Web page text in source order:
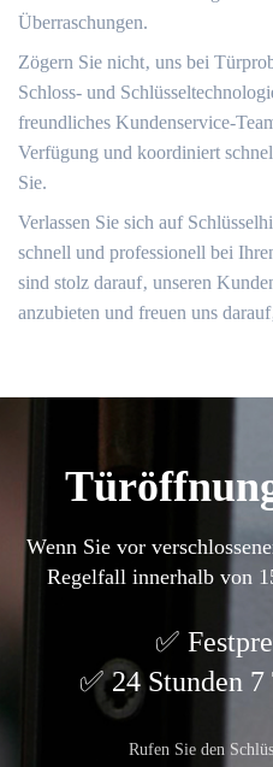
Überraschungen.
Zögern Sie nicht‚ uns bei
Schloss- und
freundliches Kundenservice-
Verfügung und koordiniert
Sie.​
Verlassen Sie sich auf
schnell und professionell bei
sind stolz darauf‚ unseren
anzubieten und freuen uns
Wenn Sie vor
Regelfall innerhalb von
24 Stunden
Rufen Sie den